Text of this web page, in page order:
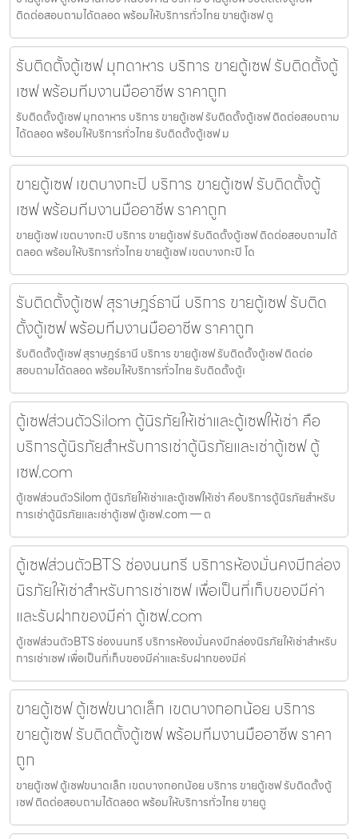
ติดต่อสอบถามได้ตลอด พร้อมให้บริการทั่วไทย ขายตู้เซฟ ตู
รับติดตั้งตู้เซฟ มุกดาหาร บริการ ขายตู้เซฟ รับติดตั้งตู้
เซฟ พร้อมทีมงานมืออาชีพ ราคาถูก
รับติดตั้งตู้เซฟ มุกดาหาร บริการ ขายตู้เซฟ รับติดตั้งตู้เซฟ ติดต่อสอบถาม
ได้ตลอด พร้อมให้บริการทั่วไทย รับติดตั้งตู้เซฟ ม
ขายตู้เซฟ เขตบางกะปิ บริการ ขายตู้เซฟ รับติดตั้งตู้
เซฟ พร้อมทีมงานมืออาชีพ ราคาถูก
ขายตู้เซฟ เขตบางกะปิ บริการ ขายตู้เซฟ รับติดตั้งตู้เซฟ ติดต่อสอบถามได้
ตลอด พร้อมให้บริการทั่วไทย ขายตู้เซฟ เขตบางกะปิ โด
รับติดตั้งตู้เซฟ สุราษฎร์ธานี บริการ ขายตู้เซฟ รับติด
ตั้งตู้เซฟ พร้อมทีมงานมืออาชีพ ราคาถูก
รับติดตั้งตู้เซฟ สุราษฎร์ธานี บริการ ขายตู้เซฟ รับติดตั้งตู้เซฟ ติดต่อ
สอบถามได้ตลอด พร้อมให้บริการทั่วไทย รับติดตั้งตู้เ
ตู้เซฟส่วนตัวSilom ตู้นิรภัยให้เช่าและตู้เซฟให้เช่า คือ
บริการตู้นิรภัยสำหรับการเช่าตู้นิรภัยและเช่าตู้เซฟ ตู้
เซฟ.com
ตู้เซฟส่วนตัวSilom ตู้นิรภัยให้เช่าและตู้เซฟให้เช่า คือบริการตู้นิรภัยสำหรับ
การเช่าตู้นิรภัยและเช่าตู้เซฟ ตู้เซฟ.com — ต
ตู้เซฟส่วนตัวBTS ช่องนนทรี บริการห้องมั่นคงมีกล่อง
นิรภัยให้เช่าสำหรับการเช่าเซฟ เพื่อเป็นที่เก็บของมีค่า
และรับฝากของมีค่า ตู้เซฟ.com
ตู้เซฟส่วนตัวBTS ช่องนนทรี บริการห้องมั่นคงมีกล่องนิรภัยให้เช่าสำหรับ
การเช่าเซฟ เพื่อเป็นที่เก็บของมีค่าและรับฝากของมีค่
ขายตู้เซฟ ตู้เซฟขนาดเล็ก เขตบางกอกน้อย บริการ
ขายตู้เซฟ รับติดตั้งตู้เซฟ พร้อมทีมงานมืออาชีพ ราคา
ถูก
ขายตู้เซฟ ตู้เซฟขนาดเล็ก เขตบางกอกน้อย บริการ ขายตู้เซฟ รับติดตั้งตู้
เซฟ ติดต่อสอบถามได้ตลอด พร้อมให้บริการทั่วไทย ขายตู